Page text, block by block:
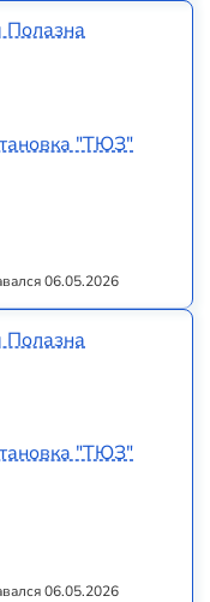
Полазна
"ТЮЗ"
06.05.2026
Полазна
"ТЮЗ"
06.05.2026